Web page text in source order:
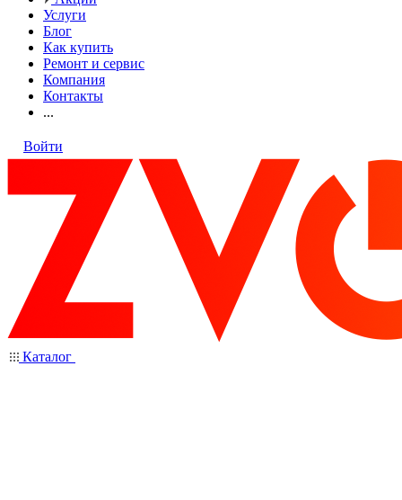
Услуги
Блог
Как купить
Ремонт и сервис
Компания
Контакты
...
Войти
Каталог